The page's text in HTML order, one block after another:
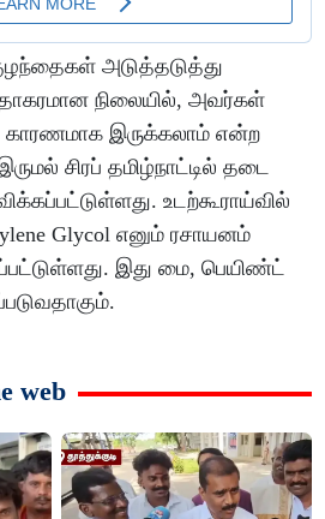
அடுத்தடுத்து
நிலையில், அவர்கள்
காரணமாக இருக்கலாம் என்ற
சிரப் தமிழ்நாட்டில் தடை
உடற்கூராய்வில்
Glycol எனும் ரசாயனம்
இது மை, பெயிண்ட்
web